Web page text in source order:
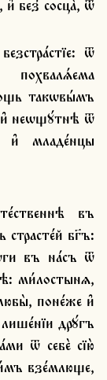
без̾ сосца̀, ѿ
такѡвы́мъ
и҆ неѡщꙋ́тнѣ ѿ
и҆ младе́нцы
бг҃ъ:
въ на́съ ѿ
ми́лостынѧ,
поне́же и҆
дрꙋ́гъ
ѿ себѐ сїю̀
взе́млюще,